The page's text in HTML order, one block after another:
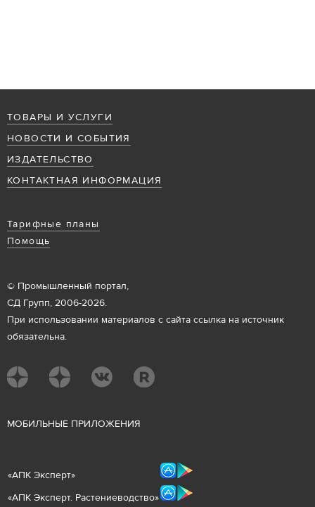
ТОВАРЫ И УСЛУГИ
НОВОСТИ И СОБЫТИЯ
ИЗДАТЕЛЬСТВО
КОНТАКТНАЯ ИНФОРМАЦИЯ
Тарифные планы
Помощь
© Промышленный портал,
СД Групп, 2006-2026.
При использовании материалов с сайта ссылка на источник
обязательна.
МОБИЛЬНЫЕ ПРИЛОЖЕНИЯ
«АПК Эксперт»
«АПК Эксперт. Растениеводство»